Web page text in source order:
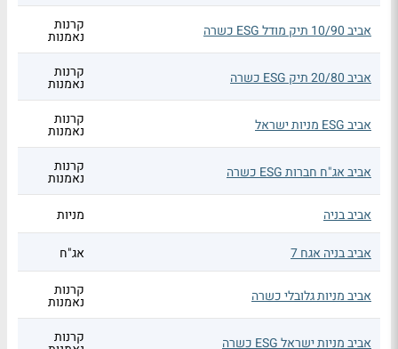
אביב 10/90 תיק מודל ESG כשרה קרנות
נאמנות
אביב 20/80 תיק ESG כשרה קרנות
נאמנות
אביב ESG מניות ישראל קרנות
נאמנות
אביב אג"ח חברות ESG כשרה קרנות
נאמנות
אביב בניה
מניות
אביב בניה אגח 7 אג"ח
אביב מניות גלובלי כשרה קרנות
נאמנות
אביב מניות ישראל ESG כשרה קרנות